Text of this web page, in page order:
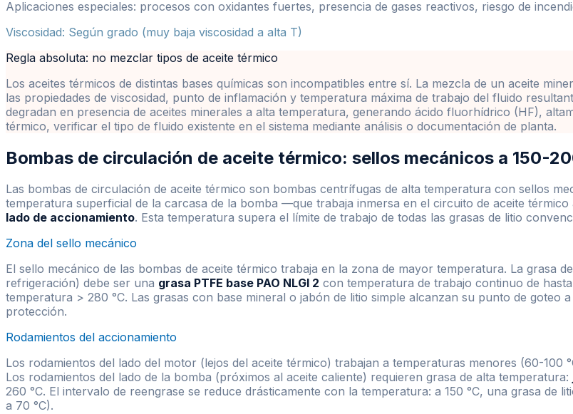
Aplicaciones especiales: procesos con oxidantes fuertes, presencia de gases reactivos, riesgo de
Viscosidad: Según grado (muy baja viscosidad a alta T)
Regla absoluta: no mezclar tipos de aceite térmico
Los aceites térmicos de distintas bases químicas son incompatibles entre sí. La mezcla de un aceite
las propiedades de viscosidad, punto de inflamación y temperatura máxima de trabajo del fluido
degradan en presencia de aceites minerales a alta temperatura, generando ácido fluorhídrico (HF),
térmico, verificar el tipo de fluido existente en el sistema mediante análisis o documentación de planta.
Bombas de circulación de aceite térmico: sellos mecánicos a 150-
Las bombas de circulación de aceite térmico son bombas centrífugas de alta temperatura con sellos
temperatura superficial de la carcasa de la bomba —que trabaja inmersa en el circuito de aceite
lado de accionamiento. Esta temperatura supera el límite de trabajo de todas las grasas de litio
Zona del sello mecánico
El sello mecánico de las bombas de aceite térmico trabaja en la zona de mayor temperatura. La grasa
refrigeración) debe ser una grasa PTFE base PAO NLGI 2 con temperatura de trabajo continuo de
temperatura > 280 °C. Las grasas con base mineral o jabón de litio simple alcanzan su punto de goteo
protección.
Rodamientos del accionamiento
Los rodamientos del lado del motor (lejos del aceite térmico) trabajan a temperaturas menores (60-100
Los rodamientos del lado de la bomba (próximos al aceite caliente) requieren grasa de alta temperatura:
260 °C. El intervalo de reengrase se reduce drásticamente con la temperatura: a 150 °C, una grasa de
a 70 °C).